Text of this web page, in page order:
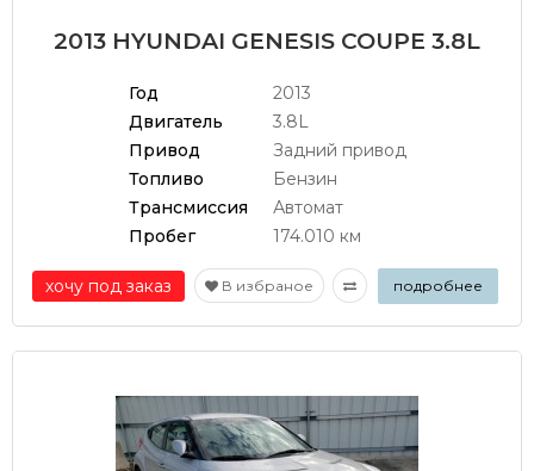
2013 HYUNDAI GENESIS COUPE 3.8L
Год
2013
Двигатель
3.8L
Привод
Задний привод
Топливо
Бензин
Трансмиссия
Автомат
Пробег
174.010 км
хочу под заказ В избраное подробнее